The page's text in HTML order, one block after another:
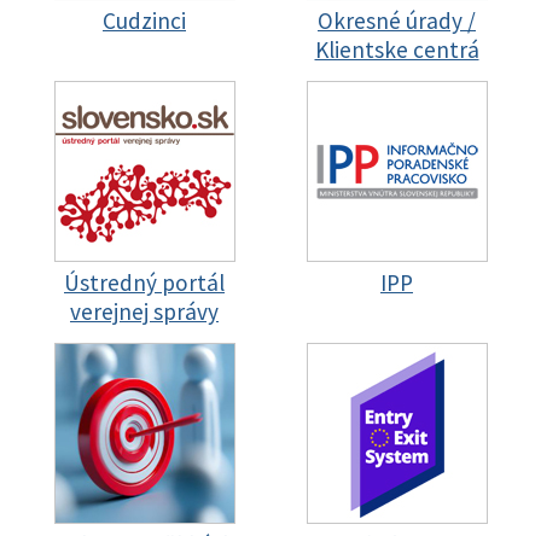
Cudzinci
Okresné úrady /
Klientske centrá
Ústredný portál
verejnej správy
IPP